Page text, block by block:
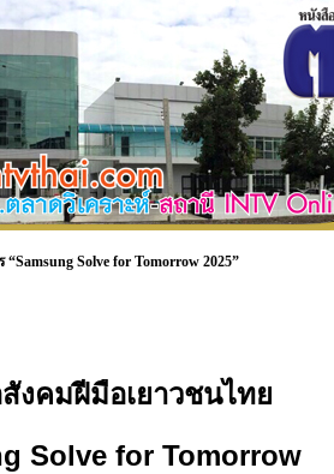
Solve for Tomorrow 2025”
งคมฝีมือเยาวชนไทย
Solve for Tomorrow